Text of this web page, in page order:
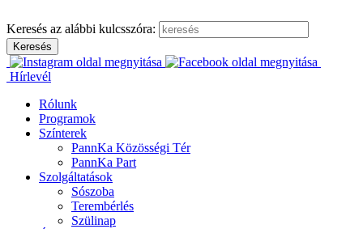
Keresés az alábbi kulcsszóra:
Hírlevél
Rólunk
Programok
Színterek
PannKa Közösségi Tér
PannKa Part
Szolgáltatások
Sószoba
Terembérlés
Szülinap